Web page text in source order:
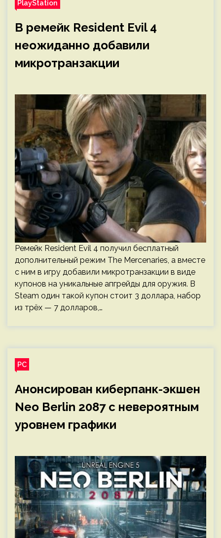
PlayStation
В ремейк Resident Evil 4
неожиданно добавили
микротранзакции
Ремейк Resident Evil 4 получил бесплатный
дополнительный режим The Mercenaries, а вместе
с ним в игру добавили микротранзакции в виде
купонов на уникальные апгрейды для оружия. В
Steam один такой купон стоит 3 доллара, набор
из трёх — 7 долларов,…
PC
Анонсирован киберпанк-экшен
Neo Berlin 2087 с невероятным
уровнем графики